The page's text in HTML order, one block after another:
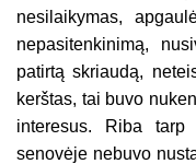
nesilaikymas,
nepasitenkinimą,
patirtą skriaudą,
kerštas, tai buvo
interesus. Riba tarp
senovėje nebuvo